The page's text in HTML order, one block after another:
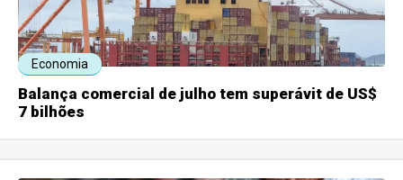
Economia
Balança comercial de julho tem superávit de US$
7 bilhões